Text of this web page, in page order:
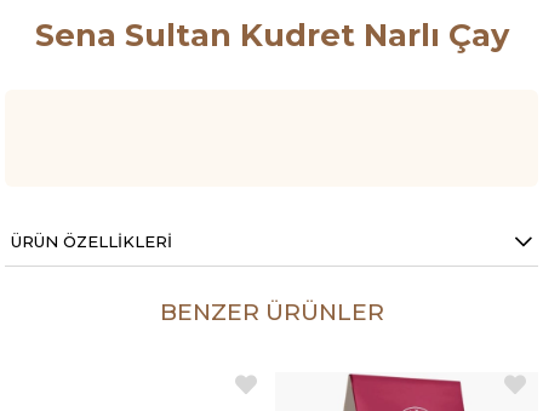
Sena Sultan Kudret Narlı Çay
ÜRÜN ÖZELLIKLERI
BENZER ÜRÜNLER